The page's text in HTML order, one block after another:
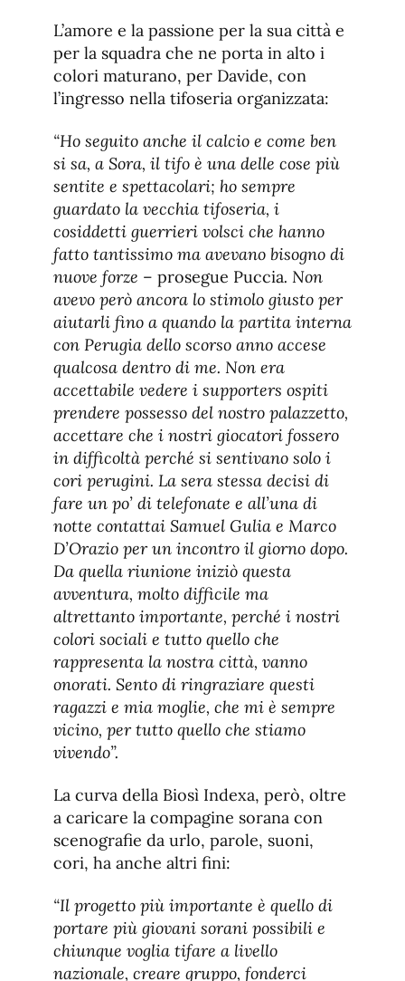
L’amore e la passione per la sua città e
per la squadra che ne porta in alto i
colori maturano, per Davide, con
l’ingresso nella tifoseria organizzata:
“Ho seguito anche il calcio e come ben
si sa, a Sora, il tifo è una delle cose più
sentite e spettacolari; ho sempre
guardato la vecchia tifoseria, i
cosiddetti guerrieri volsci che hanno
fatto tantissimo ma avevano bisogno di
nuove forze – prosegue Puccia. Non
avevo però ancora lo stimolo giusto per
aiutarli fino a quando la partita interna
con Perugia dello scorso anno accese
qualcosa dentro di me. Non era
accettabile vedere i supporters ospiti
prendere possesso del nostro palazzetto,
accettare che i nostri giocatori fossero
in difficoltà perché si sentivano solo i
cori perugini. La sera stessa decisi di
fare un po’ di telefonate e all’una di
notte contattai Samuel Gulia e Marco
D’Orazio per un incontro il giorno dopo.
Da quella riunione iniziò questa
avventura, molto difficile ma
altrettanto importante, perché i nostri
colori sociali e tutto quello che
rappresenta la nostra città, vanno
onorati. Sento di ringraziare questi
ragazzi e mia moglie, che mi è sempre
vicino, per tutto quello che stiamo
vivendo”.
La curva della Biosì Indexa, però, oltre
a caricare la compagine sorana con
scenografie da urlo, parole, suoni,
cori, ha anche altri fini:
“Il progetto più importante è quello di
portare più giovani sorani possibili e
chiunque voglia tifare a livello
nazionale, creare gruppo, fonderci